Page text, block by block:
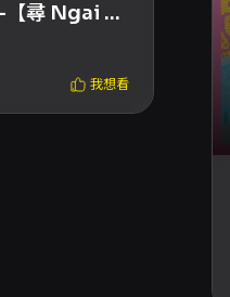
尋 Ngai 地
我想看